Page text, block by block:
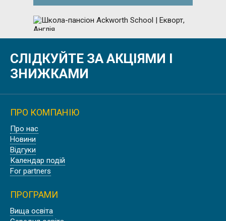
ШКОЛА-ПАНСІОН ACKWORTH
SCHOOL | ЕКВОРТ, АНГЛІЯ
СЛІДКУЙТЕ ЗА АКЦІЯМИ І
ЗНИЖКАМИ
ПРО КОМПАНІЮ
Про нас
Новини
Відгуки
Календар подій
For partners
ПРОГРАМИ
Вища освіта